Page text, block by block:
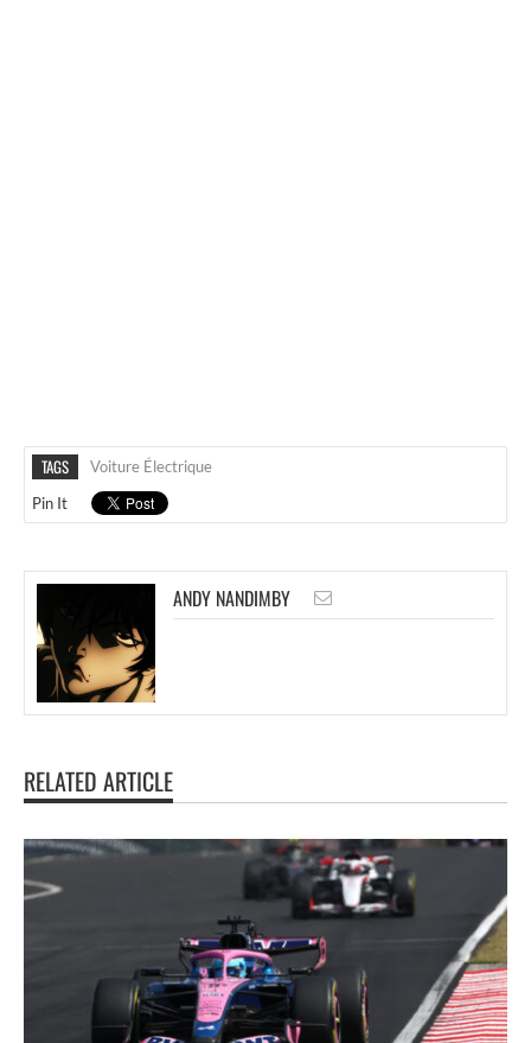
TAGS
Voiture Électrique
Pin It
ANDY NANDIMBY
RELATED ARTICLE